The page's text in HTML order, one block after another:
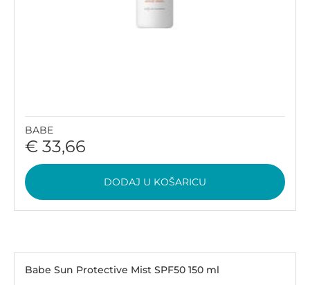
BABE
€ 33,66
DODAJ U KOŠARICU
Babe Sun Protective Mist SPF50 150 ml